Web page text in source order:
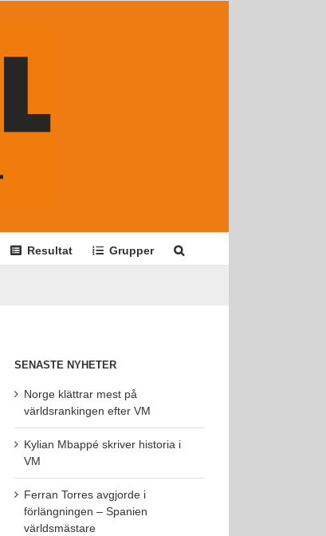
Resultat Grupper
SENASTE NYHETER
Norge klättrar mest på
världsrankingen efter VM
Kylian Mbappé skriver historia i
VM
Ferran Torres avgjorde i
förlängningen – Spanien
världsmästare